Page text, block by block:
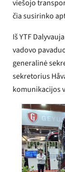
viešojo
čia susirinko
Iš YTF
vadovo
generalinė
sekretorius
komunikacijos